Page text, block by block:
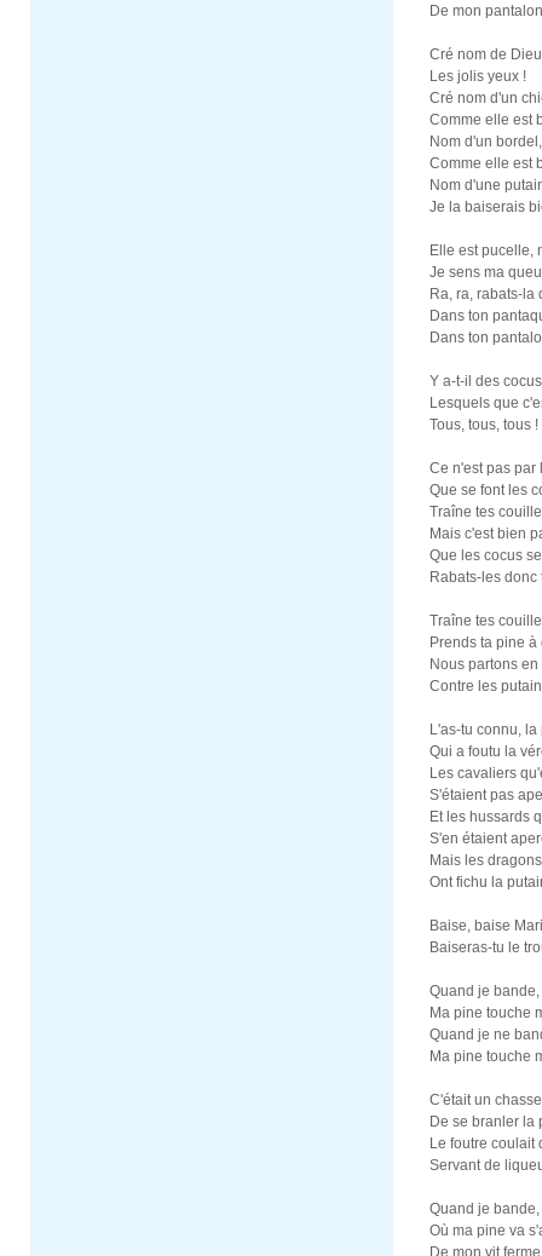
De mon
Cré nom de
Les jolis yeux !
Cré nom d'un
Comme elle est
Nom d'un bordel,
Comme elle est
Nom d'une
Je la baiserais
Elle est pucelle,
Je sens ma
Ra, ra, rabats-la
Dans ton
Dans ton
Y a-t-il des
Lesquels que
Tous, tous, tous !
Ce n'est pas par
Que se font les
Traîne tes
Mais c'est bien
Que les cocus
Rabats-les donc
Traîne tes
Prends ta pine
Nous partons
Contre les
L'as-tu connu,
Qui a foutu la
Les cavaliers
S'étaient pas
Et les hussards
S'en étaient
Mais les
Ont fichu la
Baise, baise
Baiseras-tu le
Quand je bande,
Ma pine touche
Quand je ne
Ma pine touche
C'était un
De se branler la
Le foutre coulait
Servant de
Quand je
Où ma pine va
De mon vit